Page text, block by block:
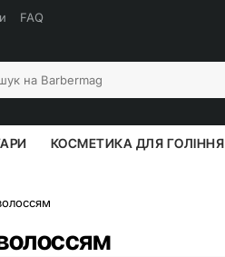
FAQ
КОСМЕТИКА ДЛЯ ГОЛІННЯ